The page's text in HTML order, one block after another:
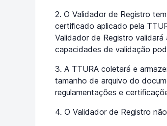
2. O Validador de Registro
certificado aplicado pela
Validador de Registro
capacidades de validação
3. A TTURA coletará e
tamanho de arquivo do
regulamentações e
4. O Validador de Registro